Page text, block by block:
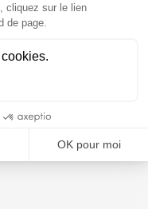
Par téléphone au 04 79
Paiement en 3x ou 4X